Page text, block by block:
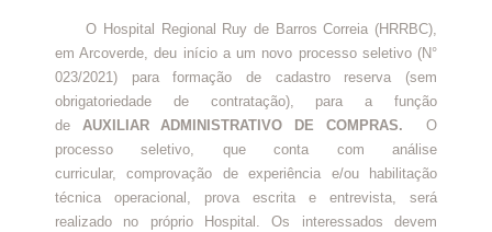
O Hospital Regional Ruy de Barros Correia (HRRBC),
em Arcoverde, deu início a um novo processo seletivo (N°
023/2021) para formação de cadastro reserva (sem
obrigatoriedade de contratação), para a função
de AUXILIAR ADMINISTRATIVO DE COMPRAS.
O
processo seletivo, que conta com análise
curricular, comprovação de experiência e/ou habilitação
técnica operacional, prova escrita e entrevista, será
realizado no próprio Hospital. Os interessados devem